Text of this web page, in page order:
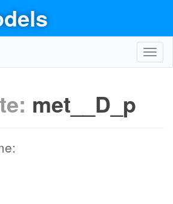
met__D_p